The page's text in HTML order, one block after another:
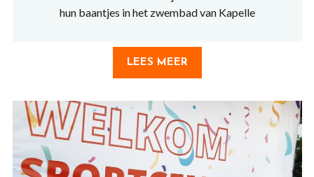
hun baantjes in het zwembad van Kapelle
LEES MEER